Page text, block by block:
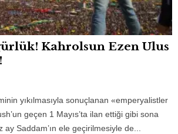
Kahrolsun Ezen Ulus
yıkılmasıyla sonuçlanan «emperyalistler
geçen 1 Mayıs’ta ilan ettiği gibi sona
ay Saddam’ın ele geçirilmesiyle de...